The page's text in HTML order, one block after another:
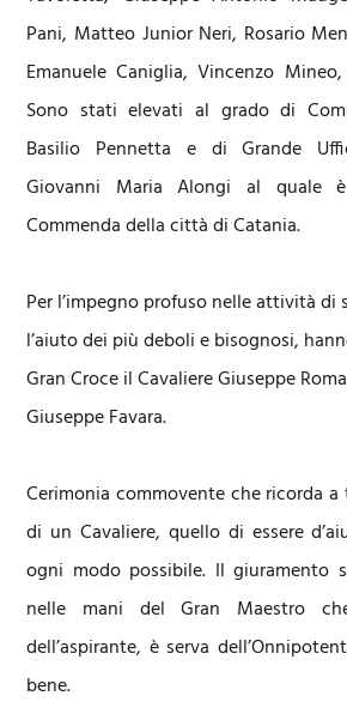
Pani, Matteo Junior Neri, Rosario
Emanuele Caniglia, Vincenzo
Sono stati elevati al grado di
Basilio Pennetta e di Grande
Giovanni Maria Alongi al quale
Commenda della città di Catania.
Per l’impegno profuso nelle attività di
l’aiuto dei più deboli e bisognosi,
Gran Croce il Cavaliere Giuseppe
Giuseppe Favara.
Cerimonia commovente che ricorda
di un Cavaliere, quello di essere
ogni modo possibile. Il giuramento
nelle mani del Gran Maestro
dell’aspirante, è serva
bene.